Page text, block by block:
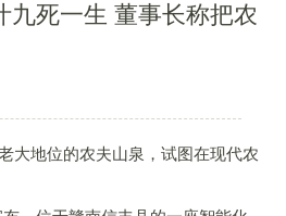
九死一生 董事长称把农
地位的农夫山泉，试图在现代农